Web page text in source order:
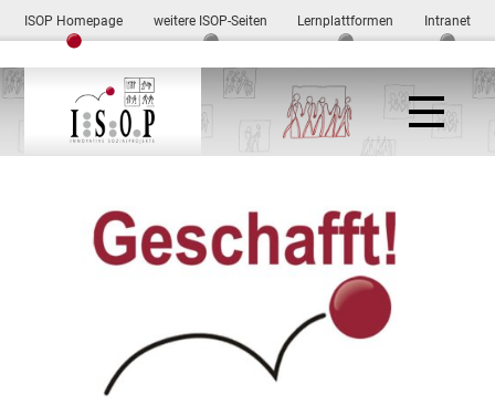
ISOP Homepage weitere ISOP-Seiten Lernplattformen Intranet